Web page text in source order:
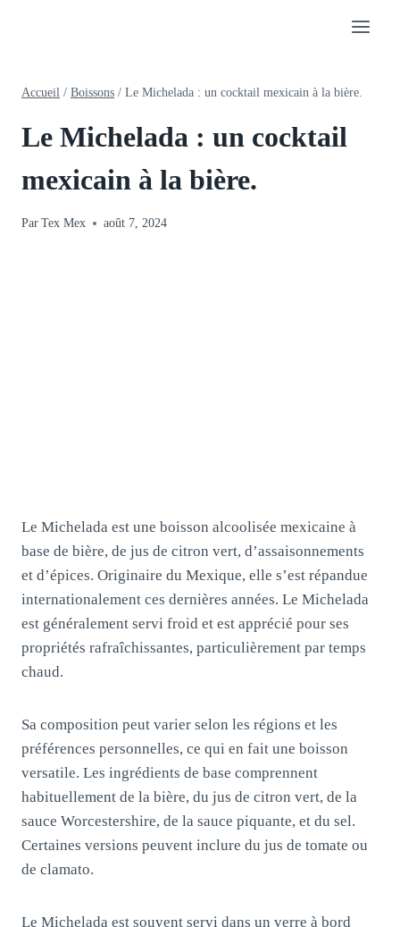
Accueil / Boissons / Le Michelada : un cocktail mexicain à la bière.
Le Michelada : un cocktail
mexicain à la bière.
Par Tex Mex août 7, 2024
Le Michelada est une boisson alcoolisée mexicaine à
base de bière, de jus de citron vert, d’assaisonnements
et d’épices. Originaire du Mexique, elle s’est répandue
internationalement ces dernières années. Le Michelada
est généralement servi froid et est apprécié pour ses
propriétés rafraîchissantes, particulièrement par temps
chaud.
Sa composition peut varier selon les régions et les
préférences personnelles, ce qui en fait une boisson
versatile. Les ingrédients de base comprennent
habituellement de la bière, du jus de citron vert, de la
sauce Worcestershire, de la sauce piquante, et du sel.
Certaines versions peuvent inclure du jus de tomate ou
de clamato.
Le Michelada est souvent servi dans un verre à bord